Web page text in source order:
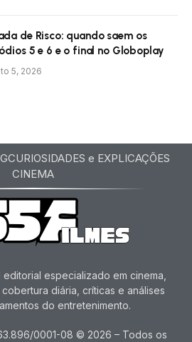
de Risco: quando saem os
5 e 6 e o final no Globoplay
5, 2026
CURIOSIDADES e EXPLICAÇÕES
CINEMA
especializado em cinema,
diária, críticas e análises
do entretenimento.
0001-08 © 2026 – Todos os